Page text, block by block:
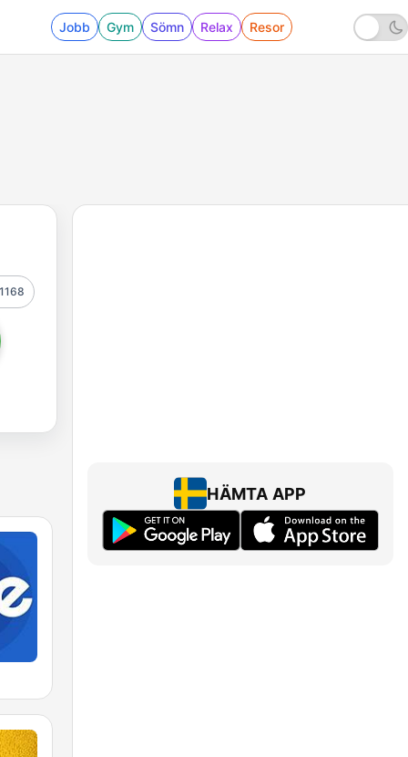
Jobb Gym Sömn Relax Resor
1168
HÄMTA APP